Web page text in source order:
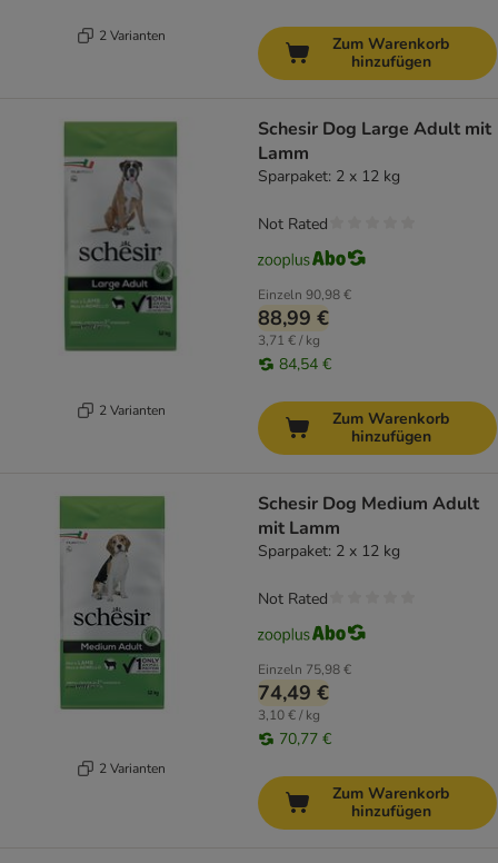
2 Varianten
Zum Warenkorb
hinzufügen
2 Varianten
Schesir Dog Large Adult mit
Lamm
Sparpaket: 2 x 12 kg
Einzeln 90,98 €
88,99 €
3,71 € / kg
84,54 €
Not Rated
Zum Warenkorb
hinzufügen
2 Varianten
Schesir Dog Medium Adult
mit Lamm
Sparpaket: 2 x 12 kg
Einzeln 75,98 €
74,49 €
3,10 € / kg
70,77 €
Not Rated
Zum Warenkorb
hinzufügen